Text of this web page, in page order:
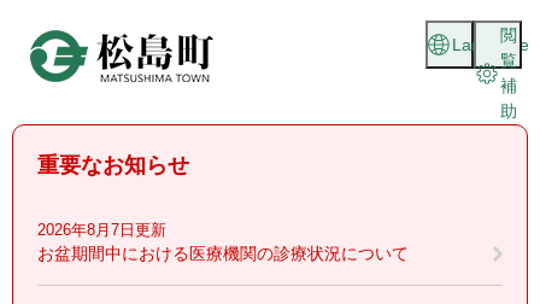
頭
閲
覧
補
助
Language
重要なお知らせ
2026年8月7日更新
お盆期間中における医療機関の診療状況について